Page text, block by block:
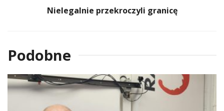
Nielegalnie przekroczyli granicę
Podobne